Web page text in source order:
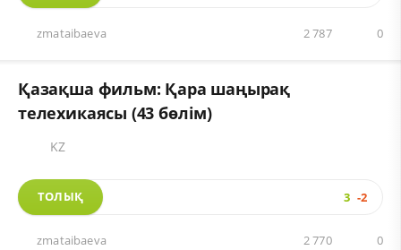
zmataibaeva 0
2 787
Қазақша фильм: Қара шаңырақ
телехикаясы (43 бөлім)
KZ
ТОЛЫҚ 3 -2
zmataibaeva 0
2 770